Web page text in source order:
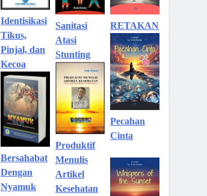
Identisikasi
Tikus,
Pinjal, dan
Kecoa
Bersahabat
Dengan
Nyamuk
Sanitasi
Atasi
Stunting
Produktif
Menulis
Artikel
Kesehatan
RETAKAN
Pecahan
Cinta